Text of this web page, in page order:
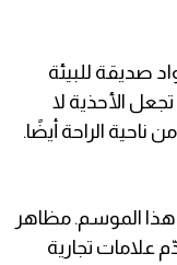
صديقة للبيئة
الأحذية لا
الراحة أيضًا.
هذا الموسم. مظاهر
علامات تجارية